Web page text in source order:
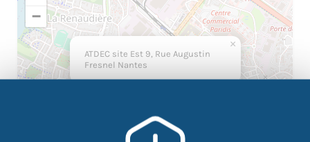
ATDEC site Est 9, Rue Augustin
Fresnel Nantes
×
−